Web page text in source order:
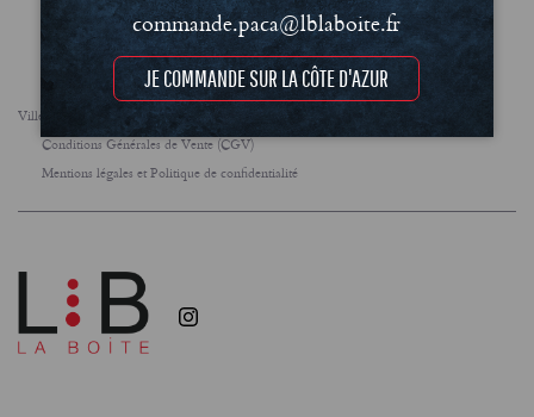
Villes Le concept
Notre engagement RSE
Conditions Générales de Vente (CGV)
Mentions légales et Politique de confidentialité
commande.paca@lblaboite.fr
JE COMMANDE SUR LA CÔTE D'AZUR